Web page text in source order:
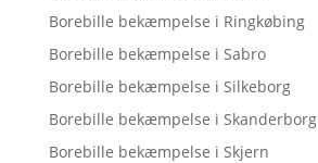
Borebille bekæmpelse i Ringkøbing
Borebille bekæmpelse i Sabro
Borebille bekæmpelse i Silkeborg
Borebille bekæmpelse i Skanderborg
Borebille bekæmpelse i Skjern